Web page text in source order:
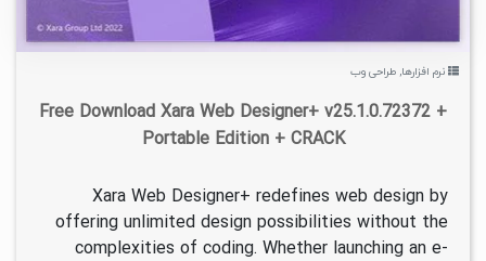
نرم افزارها, طراحی وب
Free Download Xara Web Designer+ v25.1.0.72372 +
Portable Edition + CRACK
Xara Web Designer+ redefines web design by
offering unlimited design possibilities without the
complexities of coding. Whether launching an e-